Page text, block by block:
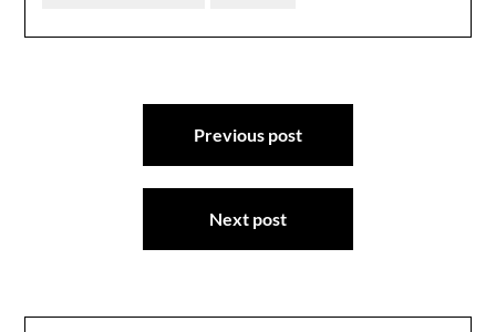
Navigation
Previous post
Next post